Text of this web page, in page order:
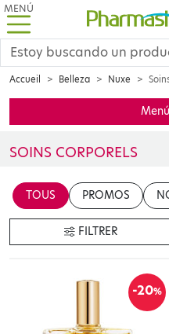
MENÚ
Accueil Belleza Nuxe
SOINS CORPORELS
en cliquant sur le bouton
TOUS PROMOS
FILTRER
-20%